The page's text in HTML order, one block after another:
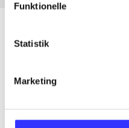
Funktionelle
Statistik
Marketing
Alle registrerede artikler